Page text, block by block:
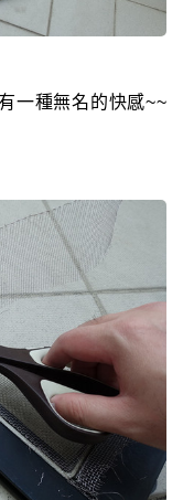
一種無名的快感~~